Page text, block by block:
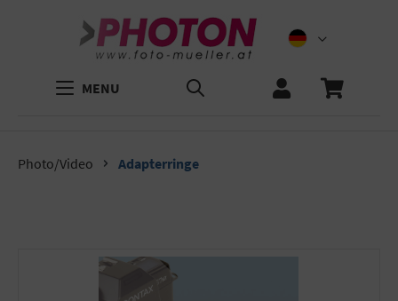
MENU
Photo/Video Adapterringe
Bildergalerie überspringen